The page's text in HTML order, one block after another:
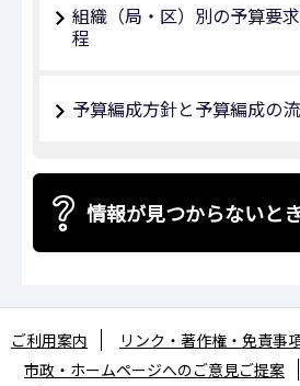
組織（局・区）別の予算要
程
予算編成方針と予算編成の
情報が見つからないと
ご利用案内 リンク・著作権・免責事
市政・ホームページへのご意見ご提案